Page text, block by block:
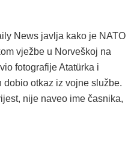
News javlja kako je NATO
vježbe u Norveškoj na
fotografije Atatürka i
dobio otkaz iz vojne službe.
nije naveo ime časnika,